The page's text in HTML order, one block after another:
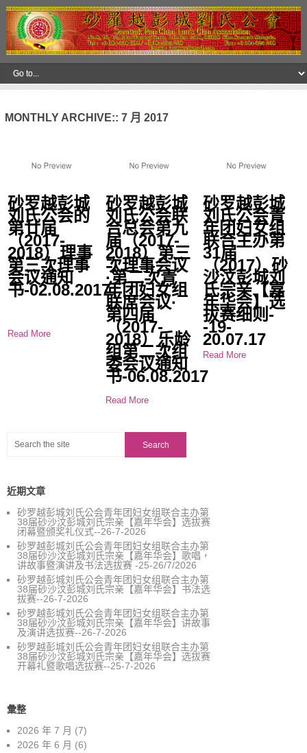
MONTHLY ARCHIVE:: 7 月 2017
砂罗越彭城
刘氏公会的
第廿届
（2017-
2018）理事
第三次理事
会议通知
书-02.08.2017
Read More
砂罗越彭城
刘氏公会联
合总会第九
届（2017-
2018）第三
次理事会议
·第二次青
年团妇女组
联席会议·
第四届
（2017-
2018）乐龄
组第二次组
委会议通知
书-06.08.2017
Read More
砂罗越彭城
刘氏公会青
年团妇女组
联合主办第
31届
（2017）砂
沙汶彭城刘
氏宗亲【嘉
年华会】选
拔赛细则-
-19-
20.07.17
Read More
近期文章
砂罗越彭城刘氏公会青年团妇女组联合主办第
38届砂沙汶彭城刘氏宗亲【嘉年华会】选拔赛
闭幕暨颁奖礼仪式--26-7-2026
砂罗越彭城刘氏公会青年团妇女组联合主办第
38届砂沙汶彭城刘氏宗亲【嘉年华会】歌唱，
讲故事暨演讲及书法选拔赛 -25-26/7/2026
砂罗越彭城刘氏公会青年团妇女组联合主办第
38届砂沙汶彭城刘氏宗亲【嘉年华会】书法选
拔赛--26-7-2026
砂罗越彭城刘氏公会青年团妇女组联合主办第
38届砂沙汶彭城刘氏宗亲【嘉年华会】讲故事
及演讲选拔赛--26-7-2026
砂罗越彭城刘氏公会青年团妇女组联合主办第
38届砂沙汶彭城刘氏宗亲【嘉年华会】选拔赛
开幕礼暨歌唱选拔赛--25-7-2026
彙整
2026 年 7 月 (7)
2026 年 6 月 (6)